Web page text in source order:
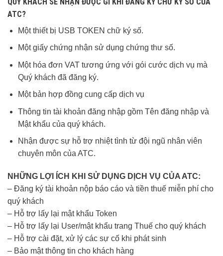
ATC?
Một thiết bị USB TOKEN chữ ký số.
Một giấy chứng nhận sử dụng chứng thư số.
Một hóa đơn VAT tương ứng với gói cước dịch vụ mà
Quý khách đã đăng ký.
Một bản hợp đồng cung cấp dịch vụ
Thông tin tài khoản đăng nhập gồm Tên đăng nhập và
Mật khẩu của quý khách.
Nhận được sự hỗ trợ nhiệt tình từ đội ngũ nhân viên
chuyên môn của ATC.
NHỮNG LỢI ÍCH KHI SỬ DỤNG DỊCH VỤ CỦA ATC:
– Đăng ký tài khoản nộp báo cáo và tiền thuế miễn phí cho
quý khách
– Hỗ trợ lấy lại mật khẩu Token
– Hỗ trợ lấy lại User/mật khẩu trang Thuế cho quý khách
– Hỗ trợ cài đặt, xử lý các sự cố khi phát sinh
– Bảo mật thông tin cho khách hàng